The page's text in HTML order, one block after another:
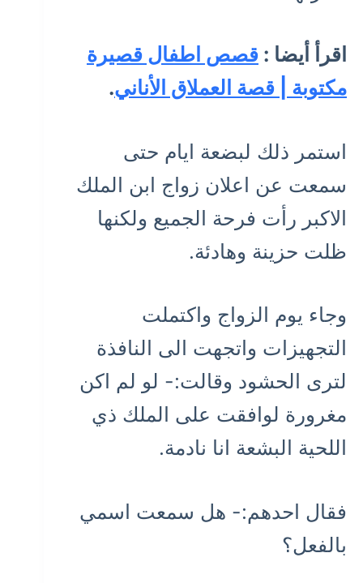
اقرأ أيضا : قصص اطفال قصيرة
مكتوبة | قصة العملاق الأناني.
استمر ذلك لبضعة ايام حتى
سمعت عن اعلان زواج ابن الملك
الاكبر رأت فرحة الجميع ولكنها
ظلت حزينة وهادئة.
وجاء يوم الزواج واكتملت
التجهيزات واتجهت الى النافذة
لترى الحشود وقالت:- لو لم اكن
مغرورة لوافقت على الملك ذي
اللحية البشعة انا نادمة.
فقال احدهم:- هل سمعت اسمي
بالفعل؟